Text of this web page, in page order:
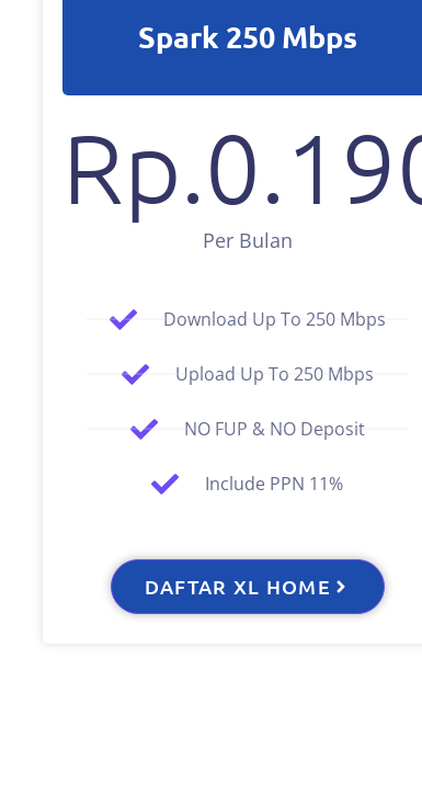
Spark 250 Mbps
Per Bulan
Rp.0
Download Up To 250 Mbps
Upload Up To 250 Mbps
NO FUP & NO Deposit
Include PPN 11%
DAFTAR XL HOME